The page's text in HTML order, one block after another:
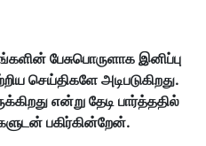
பேசுபொருளாக இனிப்பு
செய்திகளே அடிபடுகிறது.
என்று தேடி பார்த்ததில்
பகிர்கின்றேன்.